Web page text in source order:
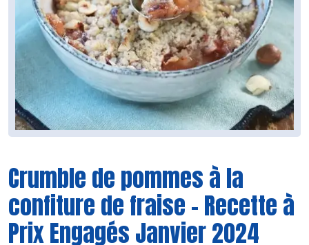
Crumble de pommes à la
confiture de fraise - Recette à
Prix Engagés Janvier 2024